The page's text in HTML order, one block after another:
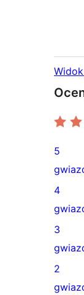
5
recenzji
5-
5
0
recenzji
4-
4
0
recenzji
3-
3
0
2